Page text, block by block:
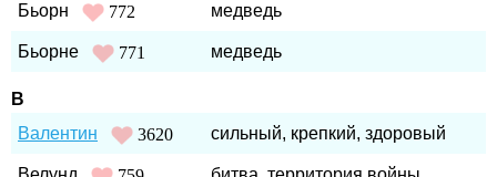
Бьорн 772 медведь
Бьорне 771 медведь
В
Валентин
3620 сильный, крепкий, здоровый